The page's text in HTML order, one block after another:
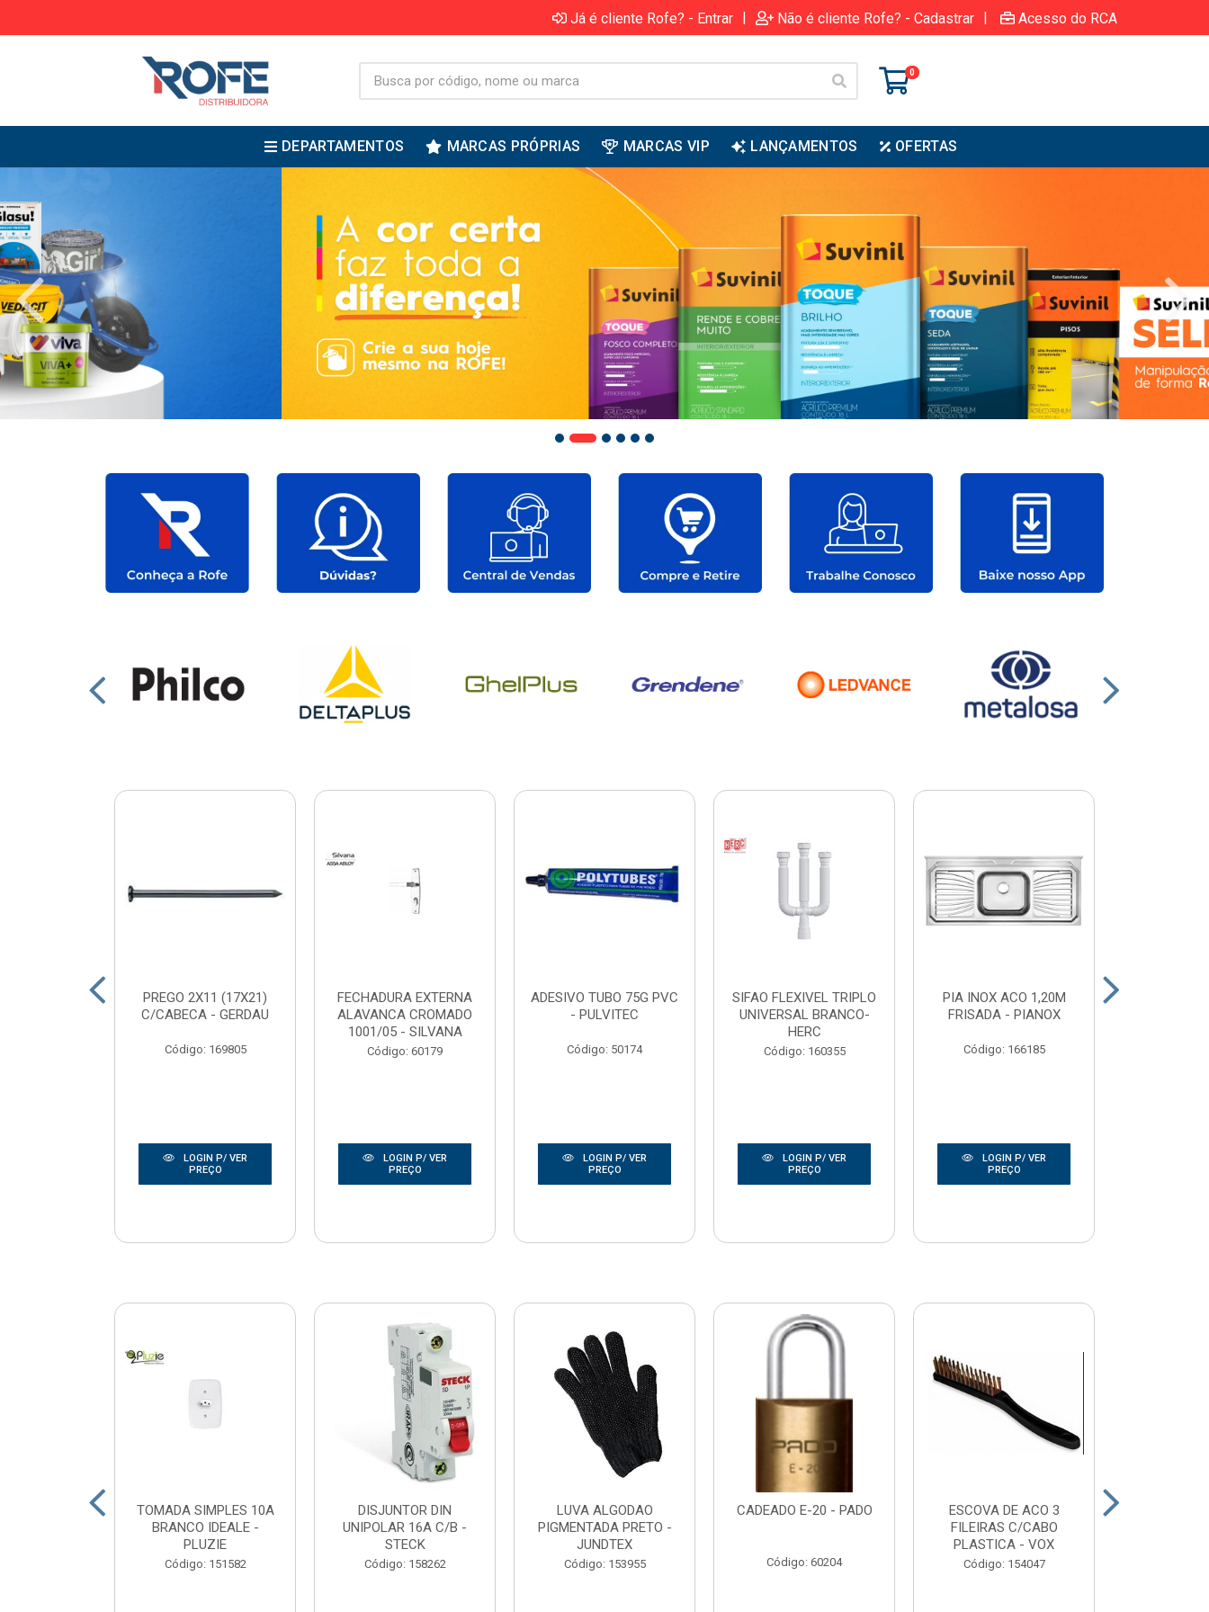
Já é cliente Rofe? - Entrar | Não é cliente Rofe? - Cadastrar | Acesso do RCA
0
DEPARTAMENTOS MARCAS PRÓPRIAS MARCAS VIP LANÇAMENTOS OFERTAS
PREGO 2X11 (17X21)
C/CABECA - GERDAU
Código: 169805
LOGIN P/ VER
PREÇO
FECHADURA EXTERNA
ALAVANCA CROMADO
1001/05 - SILVANA
Código: 60179
LOGIN P/ VER
PREÇO
ADESIVO TUBO 75G PVC
- PULVITEC
Código: 50174
LOGIN P/ VER
PREÇO
SIFAO FLEXIVEL TRIPLO
UNIVERSAL BRANCO-
HERC
Código: 160355
LOGIN P/ VER
PREÇO
PIA INOX ACO 1,20M
FRISADA - PIANOX
Código: 166185
LOGIN P/ VER
PREÇO
TOMADA SIMPLES 10A
BRANCO IDEALE -
PLUZIE
Código: 151582
DISJUNTOR DIN
UNIPOLAR 16A C/B -
STECK
Código: 158262
LUVA ALGODAO
PIGMENTADA PRETO -
JUNDTEX
Código: 153955
CADEADO E-20 - PADO
Código: 60204
ESCOVA DE ACO 3
FILEIRAS C/CABO
PLASTICA - VOX
Código: 154047